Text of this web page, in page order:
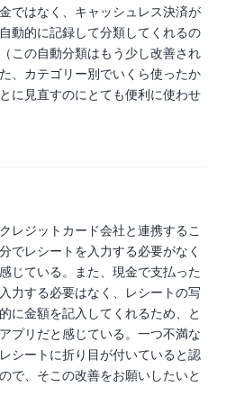
ではなく、キャッシュレス決済が
動的に記録して分類してくれるの
この自動分類はもう少し改善され
、カテゴリー別でいくら使ったか
に見直すのにとても便利に使わせ
レジットカード会社と連携するこ
でレシートを入力する必要がなく
じている。また、現金で支払った
力する必要はなく、レシートの写
に金額を記入してくれるため、と
プリだと感じている。一つ不満な
シートに折り目が付いていると認
で、そこの改善をお願いしたいと